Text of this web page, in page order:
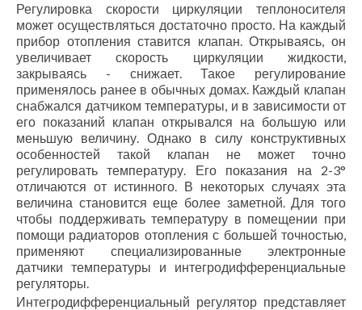
Регулировка скорости циркуляции теплоносителя
может осуществляться достаточно просто. На каждый
прибор отопления ставится клапан. Открываясь, он
увеличивает скорость циркуляции жидкости,
закрываясь - снижает. Такое регулирование
применялось ранее в обычных домах. Каждый клапан
снабжался датчиком температуры, и в зависимости от
его показаний клапан открывался на большую или
меньшую величину. Однако в силу конструктивных
особенностей такой клапан не может точно
регулировать температуру. Его показания на 2-3°
отличаются от истинного. В некоторых случаях эта
величина становится еще более заметной. Для того
чтобы поддерживать температуру в помещении при
помощи радиаторов отопления с большей точностью,
применяют специализированные электронные
датчики температуры и интегродифференциальные
регуляторы.
Интегродифференциальный регулятор представляет